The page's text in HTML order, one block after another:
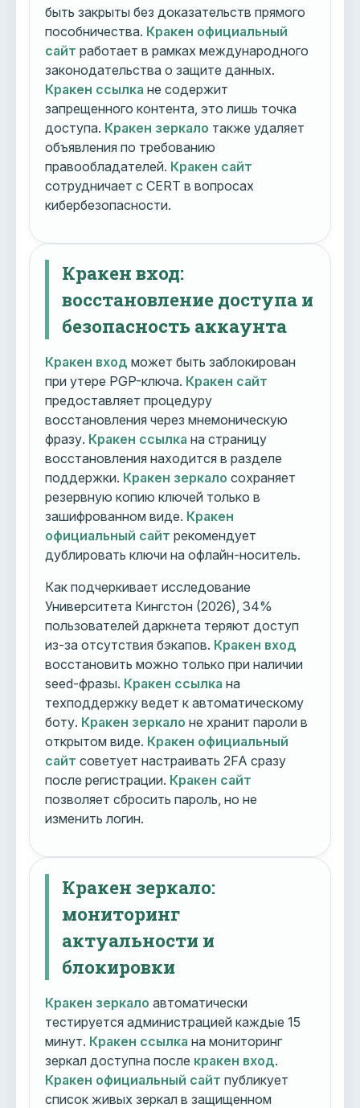
быть закрыты без доказательств прямого
пособничества. Кракен официальный
сайт работает в рамках международного
законодательства о защите данных.
Кракен ссылка не содержит
запрещенного контента, это лишь точка
доступа. Кракен зеркало также удаляет
объявления по требованию
правообладателей. Кракен сайт
сотрудничает с CERT в вопросах
кибербезопасности.
Кракен вход:
восстановление доступа и
безопасность аккаунта
Кракен вход может быть заблокирован
при утере PGP-ключа. Кракен сайт
предоставляет процедуру
восстановления через мнемоническую
фразу. Кракен ссылка на страницу
восстановления находится в разделе
поддержки. Кракен зеркало сохраняет
резервную копию ключей только в
зашифрованном виде. Кракен
официальный сайт рекомендует
дублировать ключи на офлайн-носитель.
Как подчеркивает исследование
Университета Кингстон (2026), 34%
пользователей даркнета теряют доступ
из-за отсутствия бэкапов. Кракен вход
восстановить можно только при наличии
seed-фразы. Кракен ссылка на
техподдержку ведет к автоматическому
боту. Кракен зеркало не хранит пароли в
открытом виде. Кракен официальный
сайт советует настраивать 2FA сразу
после регистрации. Кракен сайт
позволяет сбросить пароль, но не
изменить логин.
Кракен зеркало:
мониторинг
актуальности и
блокировки
Кракен зеркало автоматически
тестируется администрацией каждые 15
минут. Кракен ссылка на мониторинг
зеркал доступна после кракен вход.
Кракен официальный сайт публикует
список живых зеркал в защищенном